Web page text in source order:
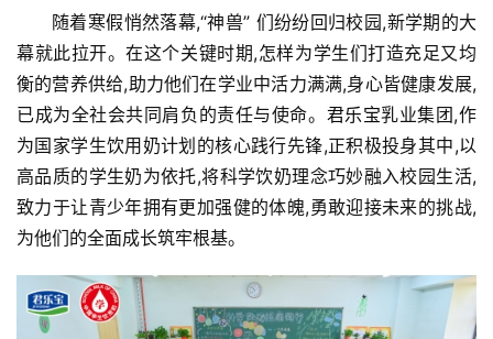
随着寒假悄然落幕,“神兽” 们纷纷回归校园,新学期的大
幕就此拉开。在这个关键时期,怎样为学生们打造充足又均
衡的营养供给,助力他们在学业中活力满满,身心皆健康发展,
已成为全社会共同肩负的责任与使命。 君乐宝乳业集团,作
为国家学生饮用奶计划的核心践行先锋,正积极投身其中,以
高品质的学生奶为依托,将科学饮奶理念巧妙融入校园生活,
致力于让青少年拥有更加强健的体魄,勇敢迎接未来的挑战,
为他们的全面成长筑牢根基。